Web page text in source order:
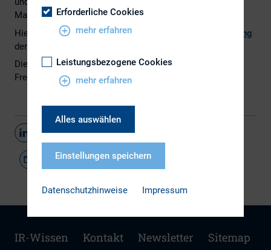
Marktmanipulation werden vereinheitlicht und verschärft.
Hier geht es zumGesetzesentwurf
Pressmitteilung
der BMF.
Dieser Artikel ist erschienen im Corporate Alert von
Freshfields Bruckhaus Deringer LLP.
Teilen
IR-Wissen Kontakt Newsletter Sitemap
Erforderliche Cookies
mehr erfahren
Leistungsbezogene Cookies
mehr erfahren
Alles auswählen
Einstellungen speichern
Datenschutzhinweise Impressum